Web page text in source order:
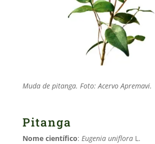
Muda de pitanga. Foto: Acervo Apremavi.
Pitanga
Nome científico: Eugenia unifloraL.